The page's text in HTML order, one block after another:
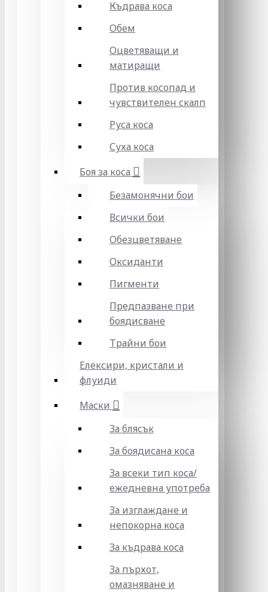
Къдрава коса
Обем
Оцветяващи и
матиращи
Против косопад и
чувствителен скалп
Руса коса
Суха коса
Боя за коса
Безамонячни бои
Всички бои
Обезцветяване
Оксиданти
Пигменти
Предпазване при
боядисване
Трайни бои
Елексири, кристали и
флуиди
Маски
За блясък
За боядисана коса
За всеки тип коса/
ежедневна употреба
За изглаждане и
непокорна коса
За къдрава коса
За пърхот,
омазняване и